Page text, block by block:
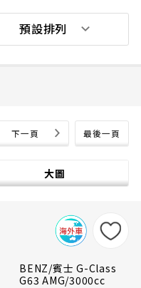
最後一頁
下一頁
大圖
預設排列
BENZ/賓士 G-Class
G63 AMG/3000cc